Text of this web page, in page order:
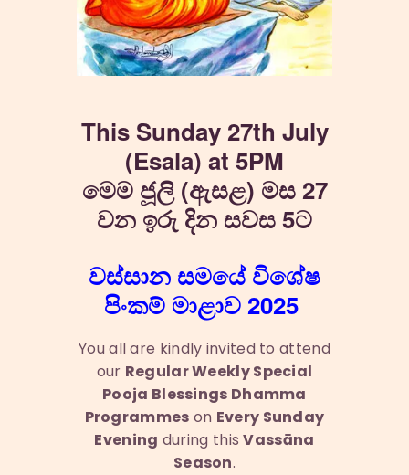
This Sunday 27th July
(Esala) at 5PM
මෙම ජූලි (ඇසළ) මස 27
වන ඉරු දින සවස 5ට
වස්සාන සමයේ විශේෂ
පිංකම් මාළාව 2025
You all are kindly invited to attend
our Regular Weekly Special
Pooja Blessings Dhamma
Programmes on Every Sunday
Evening during thisVassāna
Season.